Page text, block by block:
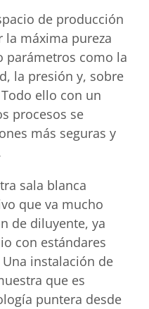
de producción
la máxima pureza
parámetros como la
la presión y, sobre
ello con un
procesos se
más seguras y
sala blanca
que va mucho
de diluyente, ya
con estándares
instalación de
que es
puntera desde